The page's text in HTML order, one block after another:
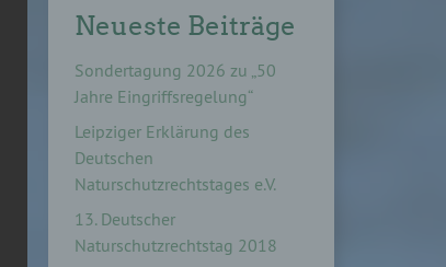
Neueste Beiträge
Sondertagung 2026 zu „50
Jahre Eingriffsregelung“
Leipziger Erklärung des
Deutschen
Naturschutzrechtstages e.V.
13. Deutscher
Naturschutzrechtstag 2018